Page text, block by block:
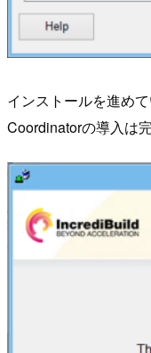
インストールを進め
Coordinatorの導入は